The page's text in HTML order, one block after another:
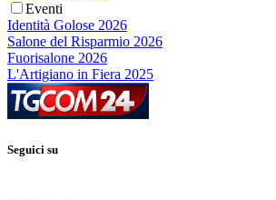
Eventi
Identità Golose 2026
Salone del Risparmio 2026
Fuorisalone 2026
L'Artigiano in Fiera 2025
Seguici su